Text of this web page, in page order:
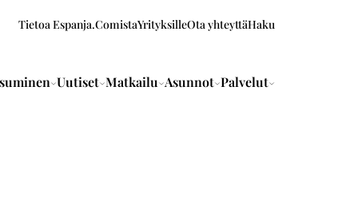
Tietoa Espanja.ComistaYrityksilleOta yhteyttäHaku
Uutiset Matkailu Asunnot Palvelut